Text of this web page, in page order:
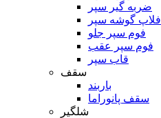
ضربه گیر سپر
فلاپ گوشه سپر
فوم سپر جلو
فوم سپر عقب
قاب سپر
سقف
باربند
سقف پانوراما
شلگیر